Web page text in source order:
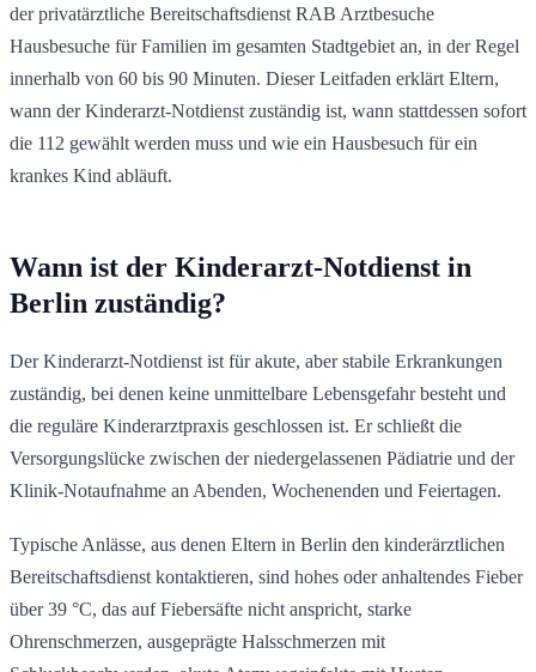
der privatärztliche Bereitschaftsdienst RAB Arztbesuche
Hausbesuche für Familien im gesamten Stadtgebiet an, in der Regel
innerhalb von 60 bis 90 Minuten. Dieser Leitfaden erklärt Eltern,
wann der Kinderarzt-Notdienst zuständig ist, wann stattdessen sofort
die 112 gewählt werden muss und wie ein Hausbesuch für ein
krankes Kind abläuft.
Wann ist der Kinderarzt-Notdienst in
Berlin zuständig?
Der Kinderarzt-Notdienst ist für akute, aber stabile Erkrankungen
zuständig, bei denen keine unmittelbare Lebensgefahr besteht und
die reguläre Kinderarztpraxis geschlossen ist. Er schließt die
Versorgungslücke zwischen der niedergelassenen Pädiatrie und der
Klinik-Notaufnahme an Abenden, Wochenenden und Feiertagen.
Typische Anlässe, aus denen Eltern in Berlin den kinderärztlichen
Bereitschaftsdienst kontaktieren, sind hohes oder anhaltendes Fieber
über 39 °C, das auf Fiebersäfte nicht anspricht, starke
Ohrenschmerzen, ausgeprägte Halsschmerzen mit